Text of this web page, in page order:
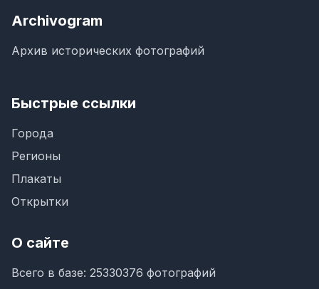
Archivogram
Архив исторических фотографий
Быстрые ссылки
Города
Регионы
Плакаты
Открытки
О сайте
Всего в базе: 25330376 фотографий